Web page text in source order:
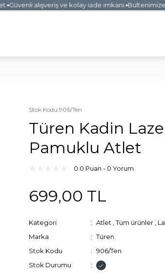
Güvenli alışveriş ve kolay iade imkanı. Bültenimize
Stok Kodu:906/Ten
Türen Kadin
Pamuklu Atlet
0.0 Puan - 0 Yorum
699,00 TL
Kategori Atlet ,Tüm ürünler
Marka
Türen
Stok Kodu
906/Ten
Stok Durumu